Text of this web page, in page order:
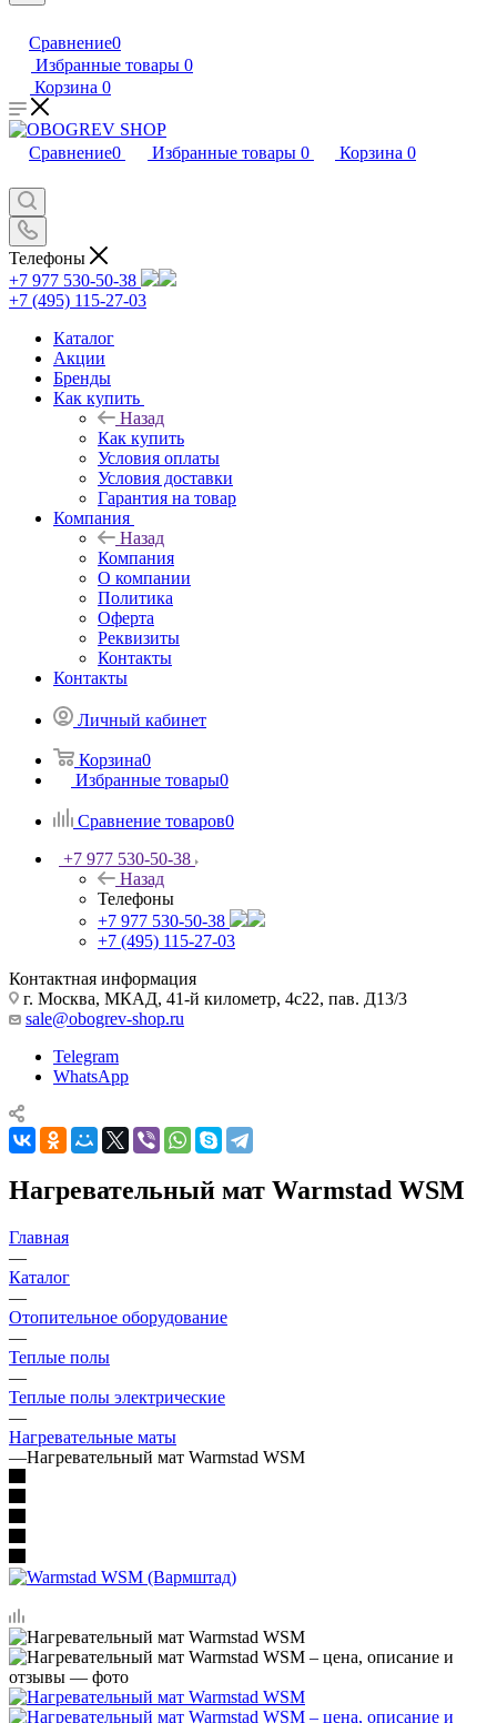
Сравнение0
Избранные товары 0
Корзина 0
Сравнение0 Избранные товары 0 Корзина 0
Телефоны
+7 977 530-50-38
+7 (495) 115-27-03
Каталог
Акции
Бренды
Как купить
Назад
Как купить
Условия оплаты
Условия доставки
Гарантия на товар
Компания
Назад
Компания
О компании
Политика
Оферта
Реквизиты
Контакты
Контакты
Личный кабинет
Корзина0
Избранные товары0
Сравнение товаров0
+7 977 530-50-38
Назад
Телефоны
+7 977 530-50-38
+7 (495) 115-27-03
Контактная информация
г. Москва, МКАД, 41-й километр, 4с22, пав. Д13/3
sale@obogrev-shop.ru
Telegram
WhatsApp
Нагревательный мат Warmstad WSM
Главная
—
Каталог
—
Отопительное оборудование
—
Теплые полы
—
Теплые полы электрические
—
Нагревательные маты
—Нагревательный мат Warmstad WSM